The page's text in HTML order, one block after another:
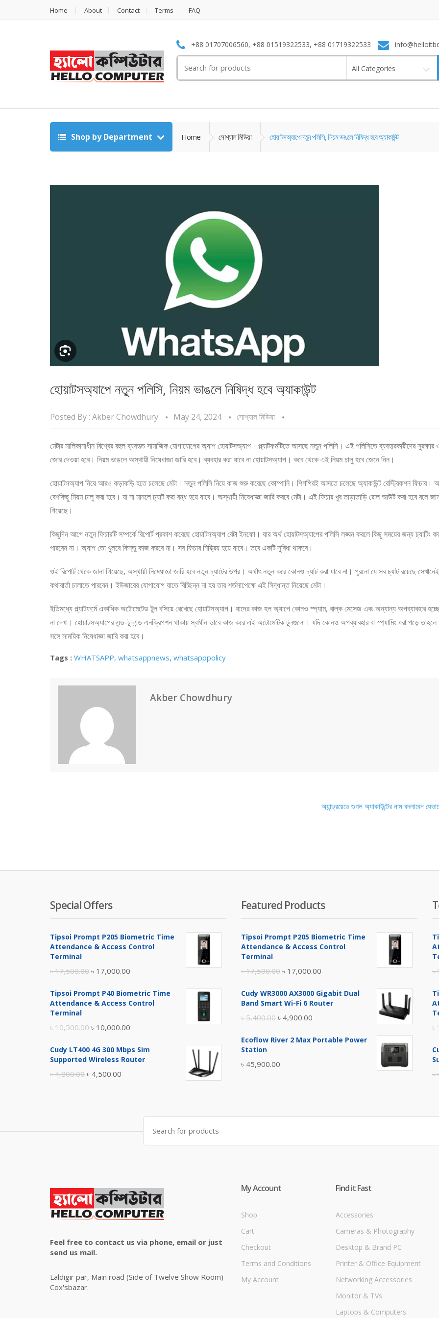
Home About Contact Terms FAQ
+88 01707006560, +88 01519322533, +88 01719322533
for:
All Categories
Shop by Department Home সোশ্যাল মিডিয়া হোয়াটসঅ্যাপে নতুন পলিসি, নিয়ম ভাঙলে নিষিদ্ধ হবে অ্যাকাউন্ট
হোয়াটসঅ্যাপে নতুন পলিসি, নিয়ম ভাঙলে নিষিদ্ধ হবে অ্যাকাউন্ট
Posted By : Akber Chowdhury May 24, 2024 সোশ্যাল মিডিয়া
মেটার মালিকানাধীন বিশ্বের বহুল ব্যবহৃত সামাজিক যোগাযোগের অ্যাপ হোয়াটসঅ্যাপ। প্ল্যাটফর্মটিতে আসছে নতুন পলিসি। এই পলিসিতে ব্যবহারকারীদের সুরক্ষার
জোর দেওয়া হবে। নিয়ম ভাঙলে অস্থায়ী নিষেধাজ্ঞা জারি হবে। ব্যবহার করা যাবে না হোয়াটসঅ্যাপ। কবে থেকে এই নিয়ম চালু হবে জেনে নিন।
হোয়াটসঅ্যাপ নিয়ে আরও কড়াকড়ি হতে চলেছে মেটা। নতুন পলিসি নিয়ে কাজ শুরু করেছে কোম্পানি। শিগগিরই আসতে চলেছে অ্যাকাউন্ট রেস্ট্রিকশন ফিচার।
বেশকিছু নিয়ম চালু করা হবে। যা না মানলে চ্যাট করা বন্ধ হয়ে যাবে। অস্থায়ী নিষেধাজ্ঞা জারি করবে মেটা। এই ফিচার খুব তাড়াতাড়ি রোল আউট করা হবে বলে
গিয়েছে।
কিছুদিন আগে নতুন ফিচারটি সম্পর্কে রিপোর্ট প্রকাশ করেছে হোয়াটসঅ্যাপ বেটা ইনফো। যার অর্থ হোয়াটসঅ্যাপের পলিসি লঙ্ঘন করলে কিছু সময়ের জন্য চ্যাটিং
পারবেন না। অ্যাপ তো খুলবে কিন্তু কাজ করবে না। সব ফিচার নিষ্ক্রিয় হয়ে যাবে। তবে একটি সুবিধা থাকবে।
ওই রিপোর্ট থেকে জানা গিয়েছে, অস্থায়ী নিষেধাজ্ঞা জারি হবে নতুন চ্যাটের উপর। অর্থাৎ নতুন করে কোনও চ্যাট করা যাবে না। পুরনো যে সব চ্যাট রয়েছে সেখানেই
কথাবার্তা চালাতে পারবেন। ইউজারের যোগাযোগ যাতে বিচ্ছিন্ন না হয় তার শর্তসাপেক্ষে এই সিদ্ধান্ত নিয়েছে মেটা।
ইতিমধ্যে প্ল্যাটফর্মে একাধিক অটোমেটেড টুল বসিয়ে রেখেছে হোয়াটসঅ্যাপ। যাদের কাজ হল অ্যাপে কোনও স্প্যাম, বাল্ক মেসেজ এবং অন্যান্য অপব্যাবহার
না দেখা। হোয়াটসঅ্যাপের এন্ড-টু-এন্ড এনক্রিপশন থাকায় স্বাধীন ভাবে কাজ করে এই অটোমেটিক টুলগুলো। যদি কোনও অপব্যাবহার বা স্প্যামিং ধরা পড়ে তাহলে
সঙ্গে সাময়িক নিষেধাজ্ঞা জারি করা হবে।
Tags : WHATSAPP, whatsappnews, whatsapppolicy
Akber Chowdhury
অ্যান্ড্রয়েডে গুগল অ্যাকাউন্টের নাম বদলাবেন
Special Offers
Tipsoi Prompt P205 Biometric Time
Attendance & Access Control
Terminal
৳17,500.00 Original
was:
৳ 17,000.00
is:
Tipsoi Prompt P40 Biometric Time
Attendance & Access Control
Terminal
৳10,500.00 Original
was:
৳ 10,000.00
is:
Cudy LT400 4G 300 Mbps Sim
Supported Wireless Router
৳4,800.00 Original
৳ 4,500.00
৳ 4,500.00.
Featured Products
Tipsoi Prompt P205 Biometric Time
Attendance & Access Control
Terminal
৳17,500.00 Original
was:
৳ 17,000.00
is:
Cudy WR3000 AX3000 Gigabit Dual
Band Smart Wi-Fi 6 Router
৳5,400.00 Original
was:
৳ 4,900.00
is:
Ecoflow River 2 Max Portable Power
Station
৳ 45,900.00
৳
৳
৳
Search
for:
Feel free to contact us via phone, email or just
send us mail.
Laldigir par, Main road (Side of Twelve Show Room)
Cox'sbazar.
My Account
Shop
Cart
Checkout
Terms and Conditions
My Account
Find it Fast
Accessories
Cameras & Photography
Desktop & Brand PC
Printer & Office Equipment
Networking Accessories
Monitor & TVs
Laptops & Computers